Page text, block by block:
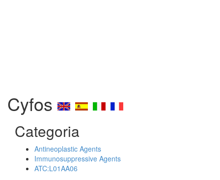
Cyfos
Categoria
Antineoplastic Agents
Immunosuppressive Agents
ATC:L01AA06